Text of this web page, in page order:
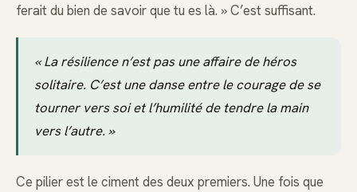
ferait du bien de savoir que tu es là. » C’est suffisant.
« La résilience n’est pas une affaire de héros
solitaire. C’est une danse entre le courage de se
tourner vers soi et l’humilité de tendre la main
vers l’autre. »
Ce pilier est le ciment des deux premiers. Une fois que